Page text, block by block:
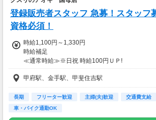
時給1150円×8h×月8日
⇒月収106,600円
上記は一例です☆
「これくらい稼ぎたい」に
合わせて調整もできるのでお気軽にご相談くだ
さい！
★友人・知人紹介からの採用で入社祝い金★
入社後に紹介者・就業者へ3万円ずつ現金で支
登録販売者スタッフ 急募！スタッフ
資格必須！
時給1,100円～1,330円
時給補足
≪通常時給≫※日祝 時給100円ＵＰ!
8:30～17:00●時給1100円
17:00～22:00●時給1200円
22時以降 25％増し（営業店舗のみ）
【手当】
登録販売者資格手当（時給＋30円）
甲府駅、金手駅、甲斐住吉駅
長期 フリーター歓迎 主婦(夫)歓迎 交通費支給
車・バイク通勤OK